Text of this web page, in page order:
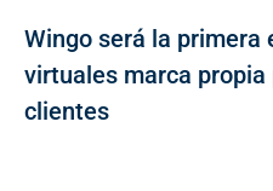
Wingo será la primera
virtuales marca
clientes